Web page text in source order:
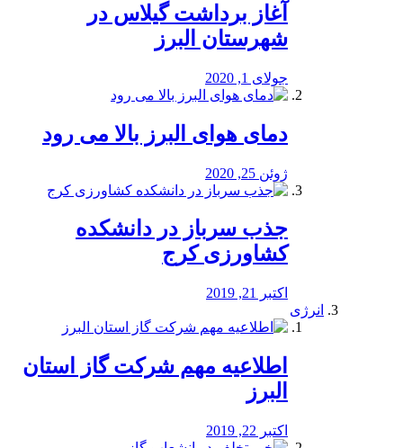
آغاز برداشت گیلاس در
شهرستان البرز
جولای 1, 2020
دمای هوای البرز بالا می رود
ژوئن 25, 2020
جذب سرباز در دانشکده
کشاورزی کرج
اکتبر 21, 2019
انرژی
️اطلاعیه مهم شرکت گاز استان
البرز
اکتبر 22, 2019